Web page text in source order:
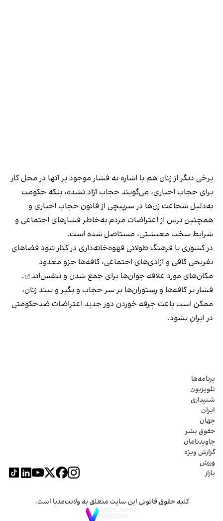
برخی دیگر از زنان هم با اشاره به فشار موجود بر آنها در محل کار
برای حجاب اجباری، می‌گویند حجاب آزاد نشده، بلکه حکومت
به‌دلیل شجاعت زن‌ها در سرپیچی از قانون حجاب اجباری و
همچنین ترس از اعتراضات مردم به‌خاطر فشارهای اجتماعی و
شرایط سخت معیشتی، مستاصل شده است.
در کشوری با فرهنگ طولانی قهوه‌‌خانه‌داری در کنار نبود فضاهای
تفریحی کافی و آزادی‌های اجتماعی، کافه‌ها جزو معدود
مکان‌های مورد علاقه جوان‌ها برای جمع شدن و تنفس‌اند
.
فشار بر کافه‌ها و رستوران‌ها بر سر حجاب و بگیر و ببند زنان،
ممکن است باعث جرقه خوردن دور جدید اعتراضات ضدحکومتی
در ایران بشود.
برنامه‌ها
تلویزیون
شنیداری
ایران
جهان
حقوق بشر
جاویدنامان
گزارش ویژه
ورزش
بازار
کلیه حقوق قانونی این سایت متعلق به ولانت‌مدیا است.